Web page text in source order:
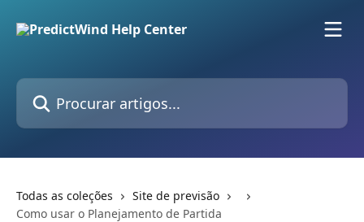
Procurar artigos...
Todas as coleções
Site de previsão
Como usar o Planejamento de Partida